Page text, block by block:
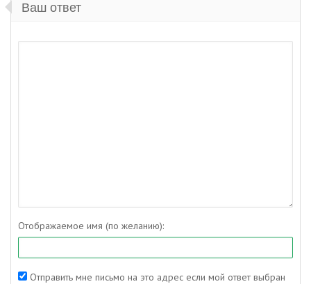
Ваш ответ
Отображаемое имя (по желанию):
Отправить мне письмо на это адрес если мой ответ выбран